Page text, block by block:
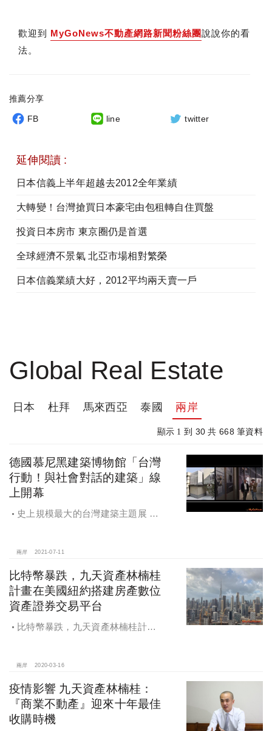
歡迎到 MyGoNews不動產網路新聞粉絲團說說你的看
法。
推薦分享
FB line twitter
延伸閱讀 :
日本信義上半年超越去2012全年業績
大轉變！台灣搶買日本豪宅由包租轉自住買盤
投資日本房市 東京圈仍是首選
全球經濟不景氣 北亞市場相對繁榮
日本信義業績大好，2012平均兩天賣一戶
Global Real Estate
日本 杜拜 馬來西亞 泰國 兩岸
顯示 1 到 30 共668 筆資料
德國慕尼黑建築博物館「台灣
行動！與社會對話的建築」線
上開幕
史上規模最大的台灣建築主題展 德
兩岸 2021-07-11
比特幣暴跌，九天資產林楠桂
計畫在美國紐約搭建房產數位
資產證券交易平台
比特幣暴跌，九天資產林楠桂計畫
兩岸 2020-03-16
疫情影響 九天資產林楠桂：
『商業不動產』迎來十年最佳
收購時機